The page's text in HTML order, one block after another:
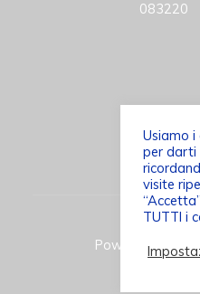
083220
©2026
Powered by
Usiamo
per darti
visite
TUTTI i